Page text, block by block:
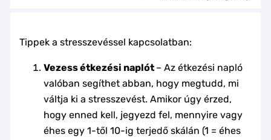
Tippek a stresszevéssel kapcsolatban:
Vezess étkezési naplót – Az étkezési napló
valóban segíthet abban, hogy megtudd, mi
váltja ki a stresszevést. Amikor úgy érzed,
hogy enned kell, jegyezd fel, mennyire vagy
éhes egy 1-től 10-ig terjedő skálán (1 = éhes